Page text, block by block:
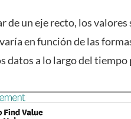
de un eje recto, los
en función de las
datos a lo largo del